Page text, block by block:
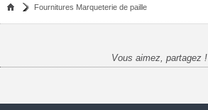
Fournitures Marqueterie de paille
Vous aimez, partagez !